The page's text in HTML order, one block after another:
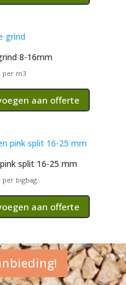
8-16mm
per m3
aan offerte
split 16-25 mm
per bigbag
aan offerte